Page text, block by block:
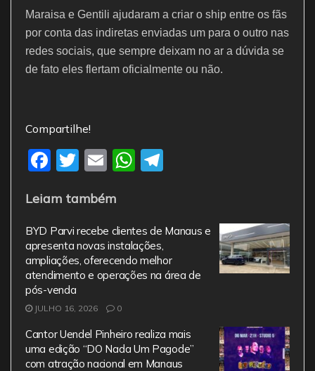
Maraisa e Gentili ajudaram a criar o ship entre os fãs
por conta das indiretas enviadas um para o outro nas
redes sociais, que sempre deixam no ar a dúvida se
de fato eles flertam oficialmente ou não.
Compartilhe!
F
c
e
b
o
o
k
T
itt
er
E
ai
l
W
s
A
p
gr
m
Leiam também
BYD Parvi recebe clientes de Manaus e
apresenta novas instalações,
ampliações, oferecendo melhor
atendimento e operações na área de
pós-venda
JULHO 16, 2026 0
Cantor Uendel Pinheiro realiza mais
uma edição “DO Nada Um Pagode”
com atração nacional em Manaus